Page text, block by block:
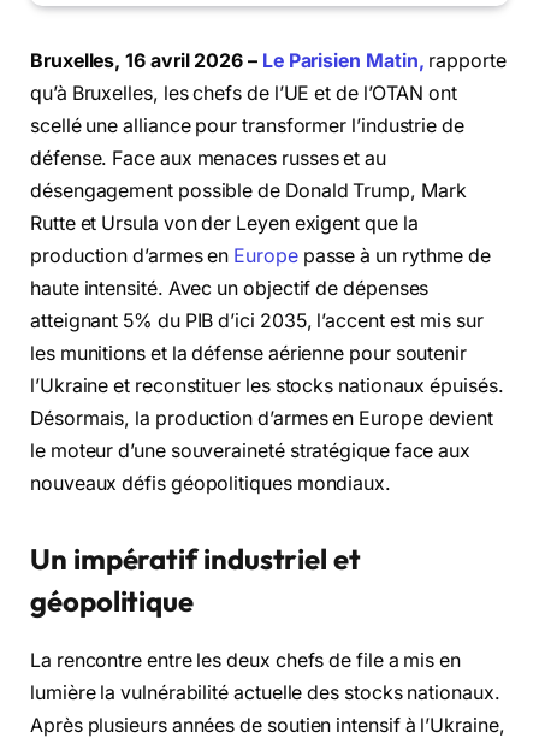
Bruxelles, 16 avril 2026 – Le Parisien Matin, rapporte
qu’à Bruxelles, les chefs de l’UE et de l’OTAN ont
scellé une alliance pour transformer l’industrie de
défense. Face aux menaces russes et au
désengagement possible de Donald Trump, Mark
Rutte et Ursula von der Leyen exigent que la
production d’armes en Europepasse à un rythme de
haute intensité. Avec un objectif de dépenses
atteignant 5% du PIB d’ici 2035, l’accent est mis sur
les munitions et la défense aérienne pour soutenir
l’Ukraine et reconstituer les stocks nationaux épuisés.
Désormais, la production d’armes en Europe devient
le moteur d’une souveraineté stratégique face aux
nouveaux défis géopolitiques mondiaux.
Un impératif industriel et
géopolitique
La rencontre entre les deux chefs de file a mis en
lumière la vulnérabilité actuelle des stocks nationaux.
Après plusieurs années de soutien intensif à l’Ukraine,